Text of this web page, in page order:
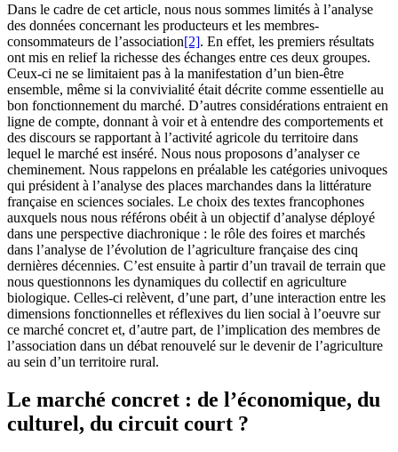
Dans le cadre de cet article, nous nous sommes limités à l’analyse
des données concernant les producteurs et les membres-
consommateurs de l’association[2]. En effet, les premiers résultats
ont mis en relief la richesse des échanges entre ces deux groupes.
Ceux-ci ne se limitaient pas à la manifestation d’un bien-être
ensemble, même si la convivialité était décrite comme essentielle au
bon fonctionnement du marché. D’autres considérations entraient en
ligne de compte, donnant à voir et à entendre des comportements et
des discours se rapportant à l’activité agricole du territoire dans
lequel le marché est inséré. Nous nous proposons d’analyser ce
cheminement. Nous rappelons en préalable les catégories univoques
qui président à l’analyse des places marchandes dans la littérature
française en sciences sociales. Le choix des textes francophones
auxquels nous nous référons obéit à un objectif d’analyse déployé
dans une perspective diachronique : le rôle des foires et marchés
dans l’analyse de l’évolution de l’agriculture française des cinq
dernières décennies. C’est ensuite à partir d’un travail de terrain que
nous questionnons les dynamiques du collectif en agriculture
biologique. Celles-ci relèvent, d’une part, d’une interaction entre les
dimensions fonctionnelles et réflexives du lien social à l’oeuvre sur
ce marché concret et, d’autre part, de l’implication des membres de
l’association dans un débat renouvelé sur le devenir de l’agriculture
au sein d’un territoire rural.
Le marché concret : de l’économique, du
culturel, du circuit court ?